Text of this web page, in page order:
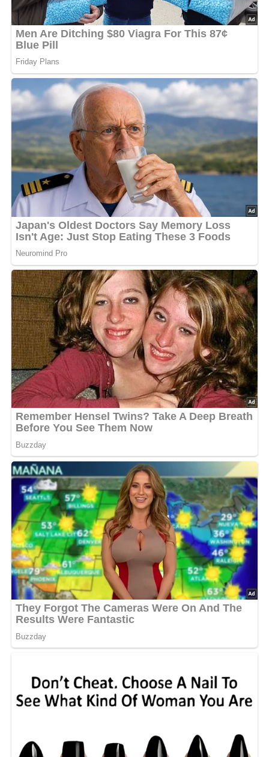
Deine Rezept-Bewertung!?
5/5(1 Bewertung)